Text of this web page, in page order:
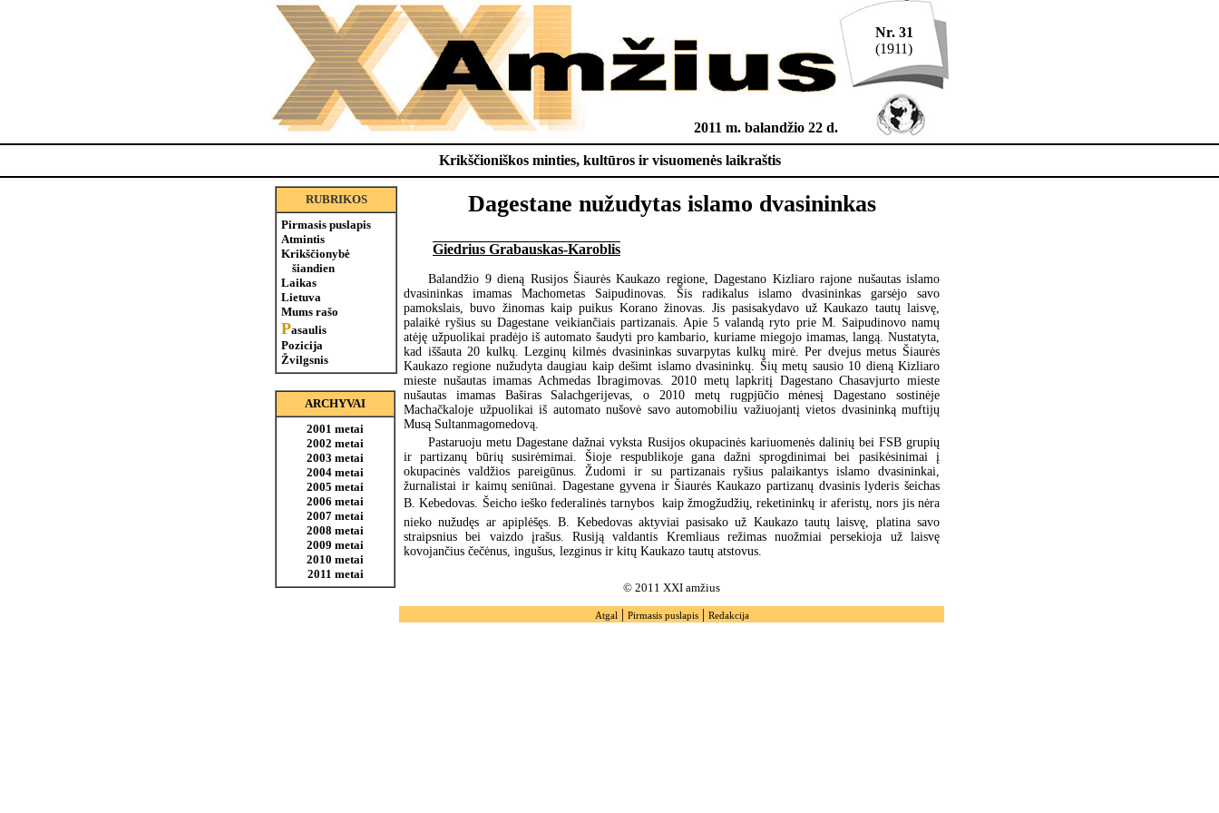
2011 m. balandžio 22 d.
Nr. 31
(1911)
Krikščioniškos minties, kultūros ir visuomenės laikraštis
RUBRIKOS
Pirmasis puslapis
Atmintis
Krikščionybė
šiandien
Laikas
Lietuva
Mums rašo
Pasaulis
Pozicija
Žvilgsnis
ARCHYVAI
2001 metai
2002 metai
2003 metai
2004 metai
2005 metai
2006 metai
2007 metai
2008 metai
2009 metai
2010 metai
2011 metai
Dagestane nužudytas islamo dvasininkas
Giedrius Grabauskas-Karoblis
Balandžio 9 dieną Rusijos Šiaurės Kaukazo regione, Dagestano Kizliaro rajone nušautas islamo
dvasininkas imamas Machometas Saipudinovas. Šis radikalus islamo dvasininkas garsėjo savo
pamokslais, buvo žinomas kaip puikus Korano žinovas. Jis pasisakydavo už Kaukazo tautų laisvę,
palaikė ryšius su Dagestane veikiančiais partizanais. Apie 5 valandą ryto prie M. Saipudinovo namų
atėję užpuolikai pradėjo iš automato šaudyti pro kambario, kuriame miegojo imamas, langą. Nustatyta,
kad iššauta 20 kulkų. Lezginų kilmės dvasininkas suvarpytas kulkų mirė. Per dvejus metus Šiaurės
Kaukazo regione nužudyta daugiau kaip dešimt islamo dvasininkų. Šių metų sausio 10 dieną Kizliaro
mieste nušautas imamas Achmedas Ibragimovas. 2010 metų lapkritį Dagestano Chasavjurto mieste
nušautas imamas Baširas Salachgerijevas, o 2010 metų rugpjūčio mėnesį Dagestano sostinėje
Machačkaloje užpuolikai iš automato nušovė savo automobiliu važiuojantį vietos dvasininką muftijų
Musą Sultanmagomedovą.
Pastaruoju metu Dagestane dažnai vyksta Rusijos okupacinės kariuomenės dalinių bei FSB grupių
ir partizanų būrių susirėmimai. Šioje respublikoje gana dažni sprogdinimai bei pasikėsinimai į
okupacinės valdžios pareigūnus. Žudomi ir su partizanais ryšius palaikantys islamo dvasininkai,
žurnalistai ir kaimų seniūnai. Dagestane gyvena ir Šiaurės Kaukazo partizanų dvasinis lyderis šeichas
B. Kebedovas. Šeicho ieško federalinės tarnybos  kaip žmogžudžių, reketininkų ir aferistų, nors jis nėra
nieko nužudęs ar apiplėšęs. B. Kebedovas aktyviai pasisako už Kaukazo tautų laisvę, platina savo
straipsnius bei vaizdo įrašus. Rusiją valdantis Kremliaus režimas nuožmiai persekioja už laisvę
kovojančius čečėnus, ingušus, lezginus ir kitų Kaukazo tautų atstovus.
© 2011 XXI amžius
Atgal | Pirmasis puslapis| Redakcija